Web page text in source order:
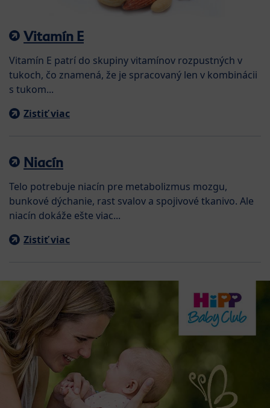
Vitamín E
Vitamín E patrí do skupiny vitamínov rozpustných v
tukoch, čo znamená, že je spracovaný len v kombinácii
s tukom...
Zistiť viac
Niacín
Telo potrebuje niacín pre metabolizmus mozgu,
bunkové dýchanie, rast svalov a spojivové tkanivo. Ale
niacín dokáže ešte viac...
Zistiť viac